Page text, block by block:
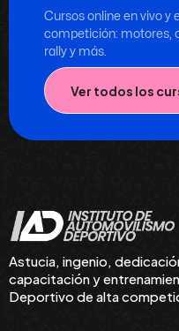
Cursos online en vivo y
competición: motores,
rally y más.
Ver todos los
Astucia, ingenio,
capacitación y
Deportivo de alta